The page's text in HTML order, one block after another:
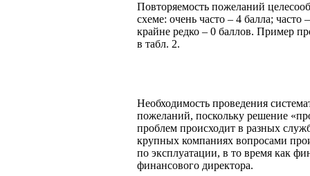
Повторяемость пожеланий
схеме: очень часто – 4 балла;
крайне редко – 0 баллов. Пример
в табл. 2.
Необходимость проведения
пожеланий, поскольку решение
проблем происходит в разных
крупных компаниях вопросами
по эксплуатации, в то время как
финансового директора.